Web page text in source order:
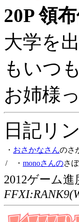
20P 領
大学を
もいつ
お姉様
日記リ
・ おさかなさんのさ
/ ・ monoさんのさ
2012ゲーム進